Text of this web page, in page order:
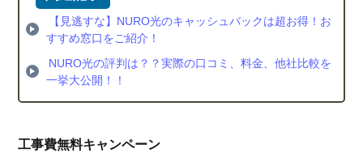
【見逃すな】NURO光のキャッシュバックは超お得！お
すすめ窓口をご紹介！
NURO光の評判は？？実際の口コミ、料金、他社比較を
一挙大公開！！
工事費無料キャンペーン